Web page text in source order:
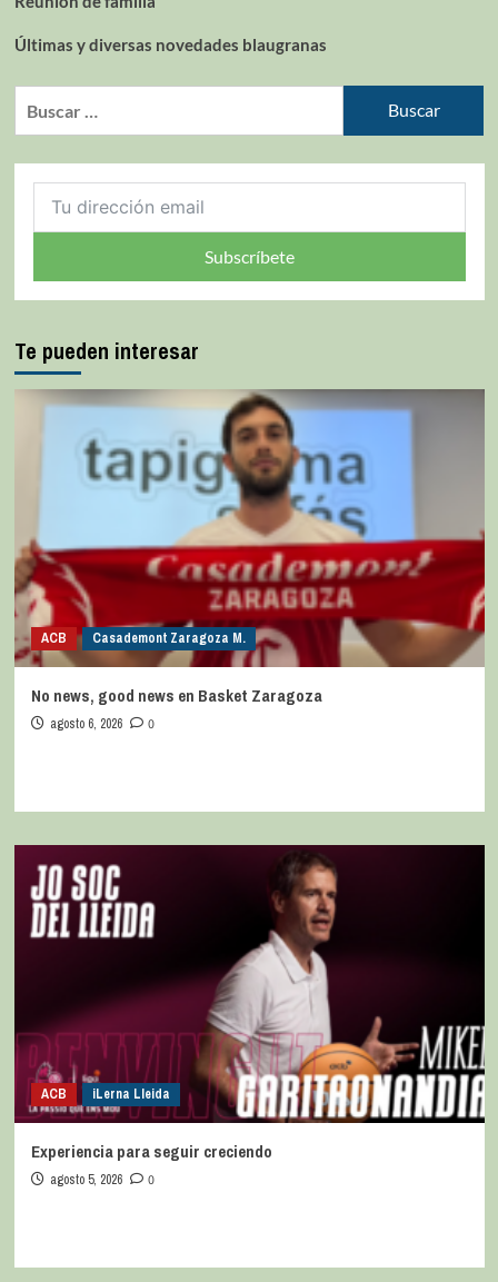
Últimas y diversas novedades blaugranas
Subscríbete
Te pueden interesar
ACB Casademont Zaragoza M.
No news, good news en Basket Zaragoza
agosto 6, 2026 0
ACB iLerna Lleida
Experiencia para seguir creciendo
agosto 5, 2026 0